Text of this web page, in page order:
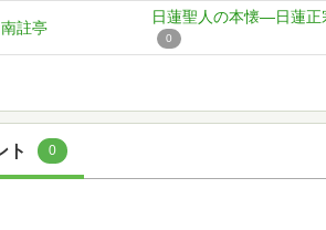
南註亭
日蓮聖人の本懐—日蓮
0
ト 0